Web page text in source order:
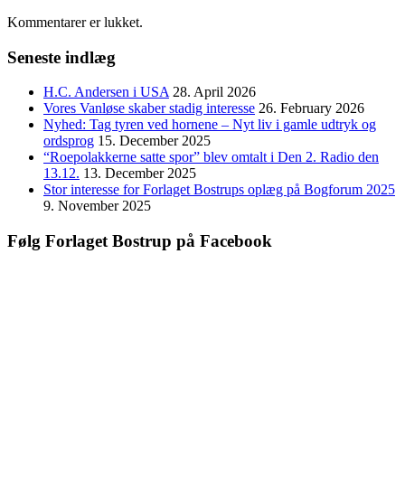
Kommentarer er lukket.
Seneste indlæg
H.C. Andersen i USA 28. April 2026
Vores Vanløse skaber stadig interesse 26. February 2026
Nyhed: Tag tyren ved hornene – Nyt liv i gamle udtryk og
ordsprog 15. December 2025
“Roepolakkerne satte spor” blev omtalt i Den 2. Radio den
13.12. 13. December 2025
Stor interesse for Forlaget Bostrups oplæg på Bogforum 2025
9. November 2025
Følg Forlaget Bostrup på Facebook